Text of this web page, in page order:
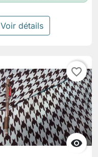
Voir détails

favorite_border